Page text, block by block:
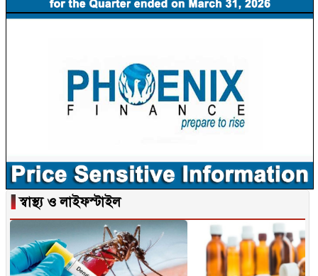
▐স্বাস্থ্য ও লাইফস্টাইল